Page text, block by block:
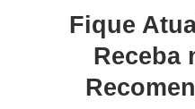
Fique
Receba